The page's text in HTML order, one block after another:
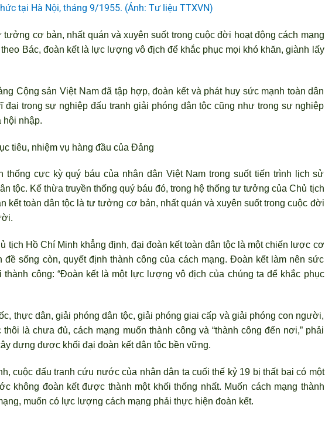
tại Hà Nội, tháng 9/1955. (Ảnh: Tư liệu TTXVN)
cơ bản, nhất quán và xuyên suốt trong cuộc đời hoạt động cách mạng
Bác, đoàn kết là lực lượng vô địch để khắc phục mọi khó khăn, giành lấy
Cộng sản Việt Nam đã tập hợp, đoàn kết và phát huy sức mạnh toàn dân
trong sự nghiệp đấu tranh giải phóng dân tộc cũng như trong sự nghiệp
hội nhập.
tiêu, nhiệm vụ hàng đầu của Đảng
thống cực kỳ quý báu của nhân dân Việt Nam trong suốt tiến trình lịch sử
tộc. Kế thừa truyền thống quý báu đó, trong hệ thống tư tưởng của Chủ tịch
kết toàn dân tộc là tư tưởng cơ bản, nhất quán và xuyên suốt trong cuộc đời
tịch Hồ Chí Minh khẳng định, đại đoàn kết toàn dân tộc là một chiến l ược cơ
đề sống còn, quyết định thành công của cách mạng. Đoàn kết làm nên sức
công: “Đoàn kết là một lực l ượng vô địch của chúng ta để khắc phục
thực dân, giải phóng dân tộc, giải phóng giai cấp và giải phóng con người,
là chưa đủ, cách mạng muốn thành công và “thành công đến nơi,” phải
dựng được khối đại đoàn kết dân tộc bền vững.
cuộc đấu tranh cứu nước của nhân dân ta cuối thế kỷ 19 bị thất bại có một
không đoàn kết được thành một khối thống nhất. Muốn cách mạng thành
muốn có lực lượng cách mạng phải thực hiện đoàn kết.